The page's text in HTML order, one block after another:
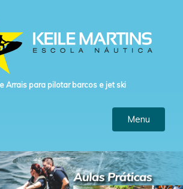
Arrais para pilotar barcos e jet ski
Menu